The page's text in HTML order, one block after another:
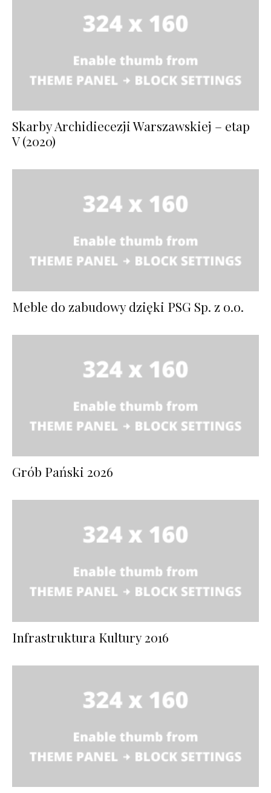
Skarby Archidiecezji Warszawskiej – etap
V (2020)
Meble do zabudowy dzięki PSG Sp. z o.o.
Grób Pański 2026
Infrastruktura Kultury 2016